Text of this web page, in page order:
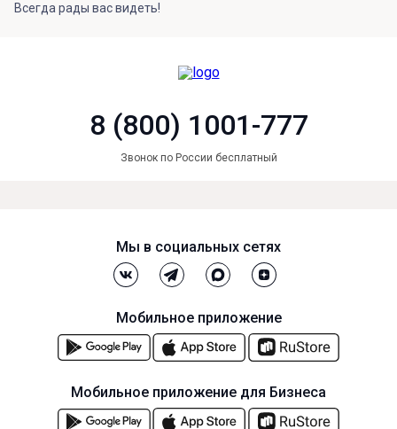
Всегда рады вас видеть!
8 (800) 1001-777
Звонок по России бесплатный
Мы в социальных сетях
Мобильное приложение
Мобильное приложение для Бизнеса